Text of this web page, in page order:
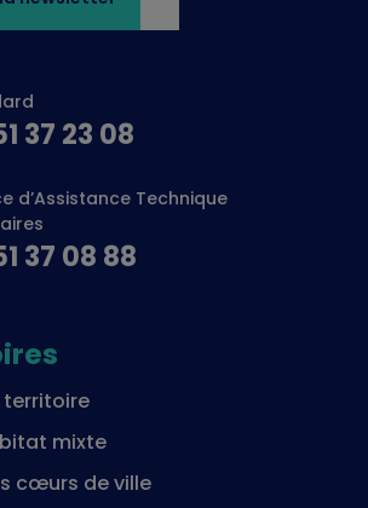
37 23 08
d’Assistance Technique
37 08 88
territoire
mixte
cœurs de ville